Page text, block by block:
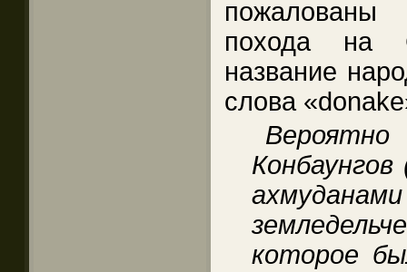
похода на
название
слова
Конбаунгов
которое